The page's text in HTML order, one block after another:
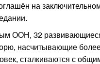
на
ООН, 32
насчитывающие
сталкиваются с